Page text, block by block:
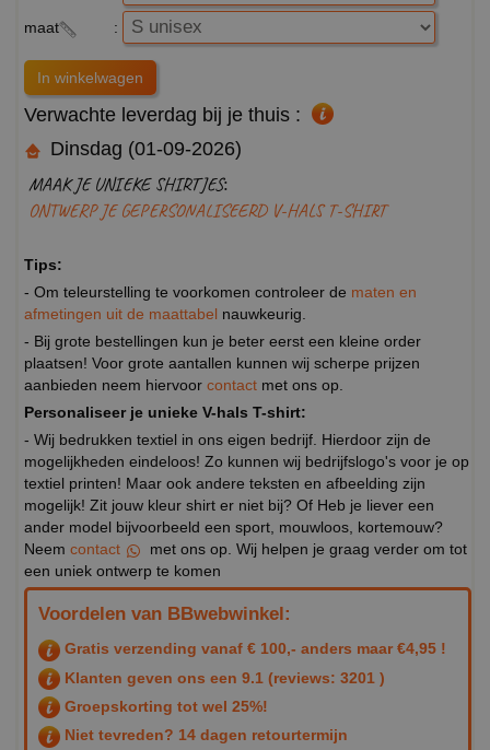
maat :
Verwachte leverdag bij je thuis :
Dinsdag (01-09-2026)
MAAK JE UNIEKE SHIRTJES:
ONTWERP JE GEPERSONALISEERD V-HALS T-SHIRT
Tips:
- Om teleurstelling te voorkomen controleer de maten en
afmetingen uit de maattabel nauwkeurig.
- Bij grote bestellingen kun je beter eerst een kleine order
plaatsen! Voor grote aantallen kunnen wij scherpe prijzen
aanbieden neem hiervoor contact met ons op.
Personaliseer je unieke V-hals T-shirt:
- Wij bedrukken textiel in ons eigen bedrijf. Hierdoor zijn de
mogelijkheden eindeloos! Zo kunnen wij bedrijfslogo's voor je op
textiel printen! Maar ook andere teksten en afbeelding zijn
mogelijk! Zit jouw kleur shirt er niet bij? Of Heb je liever een
ander model bijvoorbeeld een sport, mouwloos, kortemouw?
Neem contact
met ons op. Wij helpen je graag verder om tot
een uniek ontwerp te komen
Voordelen van BBwebwinkel:
Gratis verzending vanaf € 100,- anders maar €4,95 !
Klanten geven ons een 9.1 (reviews: 3201 )
Groepskorting tot wel 25%!
Niet tevreden? 14 dagen retourtermijn